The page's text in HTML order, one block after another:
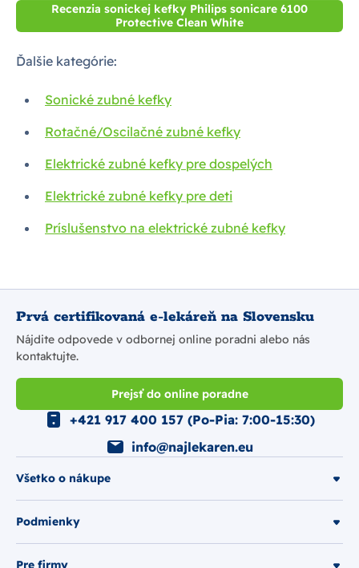
Recenzia sonickej kefky Philips sonicare 6100
Protective Clean White
Ďalšie kategórie:
Sonické zubné kefky
Rotačné/Oscilačné zubné kefky
Elektrické zubné kefky pre dospelých
Elektrické zubné kefky pre deti
Príslušenstvo na elektrické zubné kefky
Prvá certifikovaná e-lekáreň na Slovensku
Nájdite odpovede v odbornej online poradni alebo nás
kontaktujte.
Prejsť do online poradne
Všetko o nákupe
Podmienky
Pre firmy
+421 917 400 157 (Po-Pia: 7:00-15:30)
info@najlekaren.eu